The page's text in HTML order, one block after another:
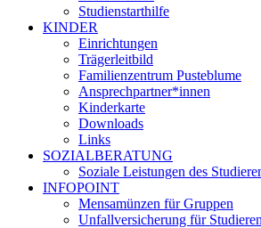
Studienstarthilfe
KINDER
Einrichtungen
Trägerleitbild
Familienzentrum Pusteblume
Ansprechpartner*innen
Kinderkarte
Downloads
Links
SOZIALBERATUNG
Soziale Leistungen des
INFOPOINT
Mensamünzen für Gruppen
Unfallversicherung für